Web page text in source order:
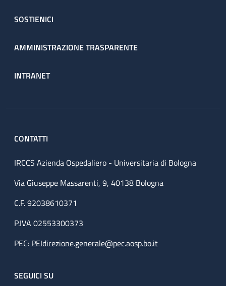
SOSTIENICI
AMMINISTRAZIONE TRASPARENTE
INTRANET
CONTATTI
IRCCS Azienda Ospedaliero - Universitaria di Bologna
Via Giuseppe Massarenti, 9, 40138 Bologna
C.F. 92038610371
P.IVA 02553300373
PEC: PEIdirezione.generale@pec.aosp.bo.it
SEGUICI SU